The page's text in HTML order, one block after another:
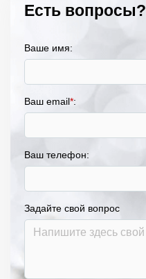
Есть вопросы?
Ваше имя:
Ваш email*:
Ваш телефон:
Задайте свой вопрос